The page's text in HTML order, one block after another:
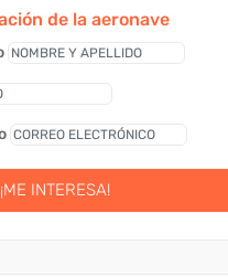
de la aeronave
¡ME INTERESA!